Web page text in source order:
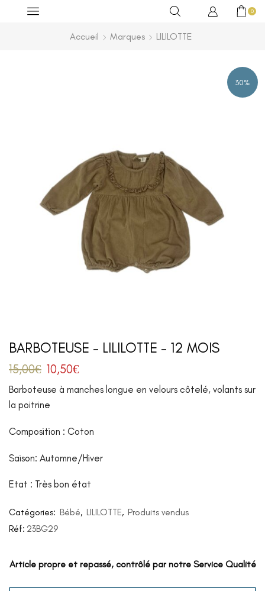
0
Accueil Marques LILILOTTE
30%
BARBOTEUSE – LILILOTTE – 12 MOIS
15,00€ 10,50€
Barboteuse à manches longue en velours côtelé, volants sur
la poitrine
Composition : Coton
Saison: Automne/Hiver
Etat : Très bon état
Catégories: Bébé, LILILOTTE, Produits vendus
Réf: 23BG29
Article propre et repassé, contrôlé par notre Service Qualité